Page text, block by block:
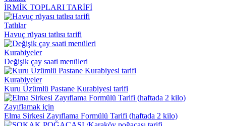
İRMİK TOPLARI TARİFİ
Tatlılar
Havuç rüyası tatlısı tarifi
Kurabiyeler
Değişik çay saati menüleri
Kurabiyeler
Kuru Üzümlü Pastane Kurabiyesi tarifi
Zayıflamak için
Elma Sirkesi Zayıflama Formülü Tarifi (haftada 2 kilo)